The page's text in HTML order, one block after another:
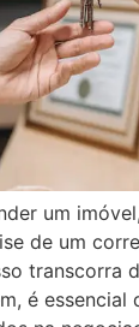
um
de um
transcorra
é